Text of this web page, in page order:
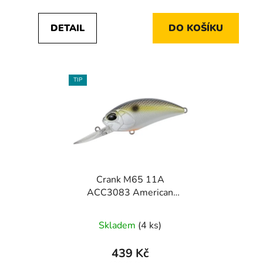
DETAIL DO KOŠÍKU
TIP
Crank M65 11A
ACC3083 American
Skladem (4 ks)
439 Kč